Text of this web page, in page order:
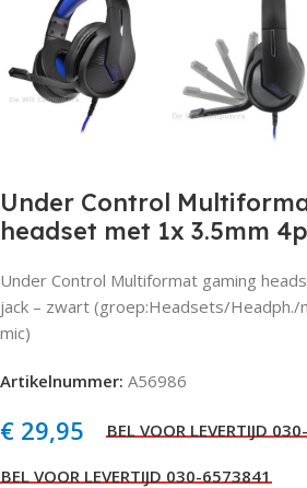
Under Control
headset met 1x 3.5mm
Under Control Multiformat gaming
jack – zwart (groep:Headsets/Headph./
mic)
Artikelnummer: A56986
€ 29,95